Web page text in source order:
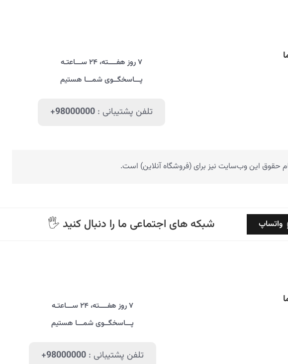
۷ روز هفــــته، ۲۴ ســـاعتـه
پـــاسخگــوی شمـــا هستیم
تلفن پشتیبانی : +98000000
حقوق اين وب‌سايت نیز برای (فروشگاه آنلاین) است.
🖐 شبکه های اجتماعی ما را دنبال کنید واتساپ
۷ روز هفــــته، ۲۴ ســـاعتـه
پـــاسخگــوی شمـــا هستیم
تلفن پشتیبانی : +98000000